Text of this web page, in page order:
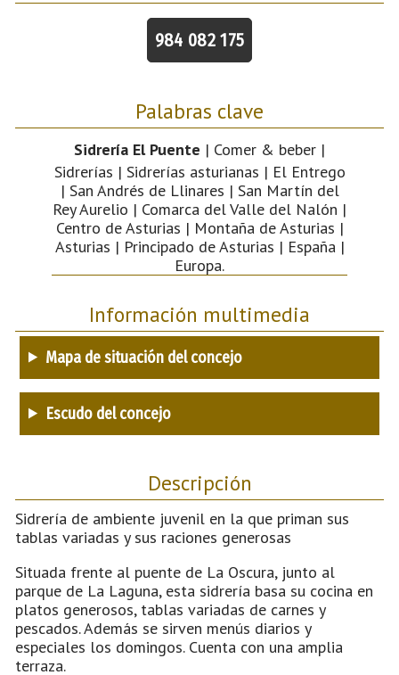
984 082 175
Palabras clave
Sidrería El Puente | Comer & beber |
Sidrerías | Sidrerías asturianas | El Entrego
| San Andrés de Llinares | San Martín del
Rey Aurelio | Comarca del Valle del Nalón |
Centro de Asturias | Montaña de Asturias |
Asturias | Principado de Asturias | España |
Europa.
Información multimedia
Mapa de situación del concejo
Escudo del concejo
Descripción
Sidrería de ambiente juvenil en la que priman sus
tablas variadas y sus raciones generosas
Situada frente al puente de La Oscura, junto al
parque de La Laguna, esta sidrería basa su cocina en
platos generosos, tablas variadas de carnes y
pescados. Además se sirven menús diarios y
especiales los domingos. Cuenta con una amplia
terraza.